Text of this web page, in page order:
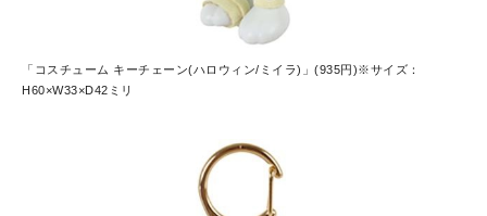
「コスチューム キーチェーン(ハロウィン/ミイラ)」(935円)※サイズ：
H60×W33×D42ミリ